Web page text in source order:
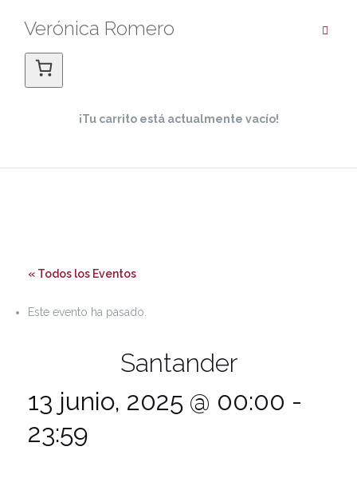
Verónica Romero
¡Tu carrito está actualmente vacío!
« Todos los Eventos
Este evento ha pasado.
Santander
13 junio, 2025 @ 00:00 -
23:59